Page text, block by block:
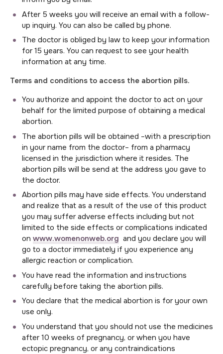
After 5 weeks you will receive an email with a follow-
up inquiry. You can also be called by phone.
The doctor is obliged by law to keep your information
for 15 years. You can request to see your health
information at any time.
Terms and conditions to access the abortion pills.
You authorize and appoint the doctor to act on your
behalf for the limited purpose of obtaining a medical
abortion.
The abortion pills will be obtained –with a prescription
in your name from the doctor– from a pharmacy
licensed in the jurisdiction where it resides. The
abortion pills will be send at the address you gave to
the doctor.
Abortion pills may have side effects. You understand
and realize that as a result of the use of this product
you may suffer adverse effects including but not
limited to the side effects or complications indicated
on www.womenonweb.org and you declare you will
go to a doctor immediately if you experience any
allergic reaction or complication.
You have read the information and instructions
carefully before taking the abortion pills.
You declare that the medical abortion is for your own
use only.
You understand that you should not use the medicines
after 10 weeks of pregnancy, or when you have
ectopic pregnancy, or any contraindications